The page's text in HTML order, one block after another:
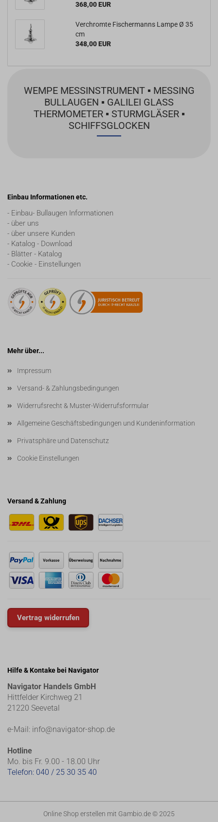
368,00 EUR
Verchromte Fischermanns Lampe Ø 35
cm
348,00 EUR
WEMPE MESSINSTRUMENT ▪ MESSING
BULLAUGEN ▪ GALILEI GLASS
THERMOMETER ▪ STURMGLÄSER ▪
SCHIFFSGLOCKEN
Einbau Informationen etc.
- Einbau- Bullaugen Informationen
- über uns
- über unsere Kunden
- Katalog - Download
- Blätter - Katalog
- Cookie - Einstellungen
Mehr über...
Impressum
Versand- & Zahlungsbedingungen
Widerrufsrecht & Muster-Widerrufsformular
Allgemeine Geschäftsbedingungen und Kundeninformation
Privatsphäre und Datenschutz
Cookie Einstellungen
Versand & Zahlung
Vertrag widerrufen
Hilfe & Kontake bei Navigator
Navigator Handels GmbH
Hittfelder Kirchweg 21
21220 Seevetal
e-Mail: info@navigator-shop.de
Hotline
Mo. bis Fr. 9.00 - 18.00 Uhr
Telefon: 040 / 25 30 35 40
Online Shop erstellen mit Gambio.de © 2025